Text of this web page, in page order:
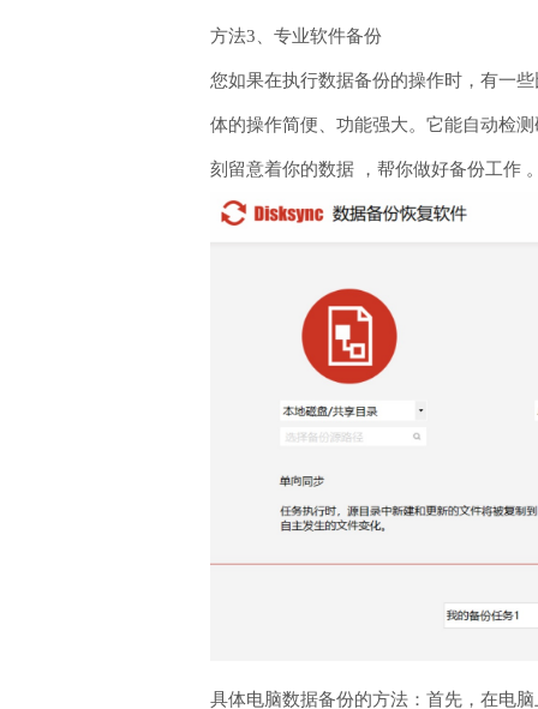
方法3、专业软件备份
您如果在执行数据备份的操作时，有一
体的操作简便、功能强大。它能自动检
刻留意着你的数据 ，帮你做好备份工作
具体电脑数据备份的方法：首先，在电